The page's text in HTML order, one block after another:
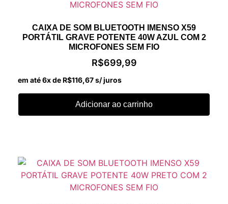
CAIXA DE SOM BLUETOOTH IMENSO X59
PORTÁTIL GRAVE POTENTE 40W AZUL COM 2
MICROFONES SEM FIO
R$699,99
em até 6x de R$116,67s/ juros
Adicionar ao carrinho